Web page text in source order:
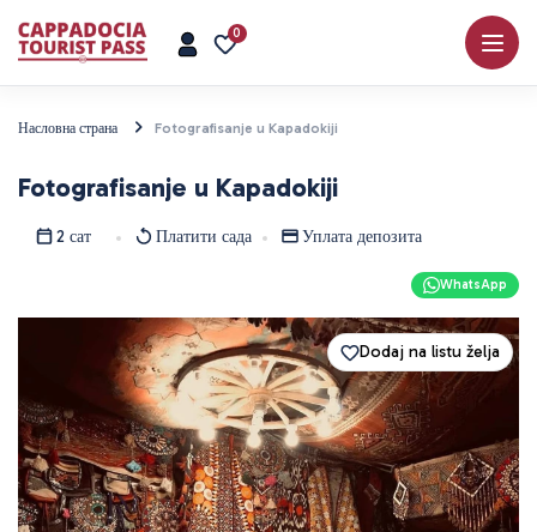
0
Насловна страна Fotografisanje u Kapadokiji
Fotografisanje u Kapadokiji
2 сат Платити сада Уплата депозита
WhatsApp
Dodaj na listu želja